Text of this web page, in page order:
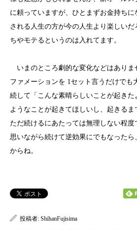
に頼っていますが、ひとまずお金持ち
される人生の方が今の人生より楽しい
ちやモテるというのは入れてます。
いまのところ劇的な変化などはありま
ファメーションを 1セット言うだけでも
続して「こんな素晴らしいことが起き
ようなことが起きてほしいし、起きるま
ただ続けるにあたっては無理しない程度
思いながら続けて逆効果にでもなった
からね。
投稿者: ShihanFujisima